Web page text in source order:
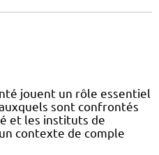
jouent un rôle essentiel
sont confrontés
et les instituts de
contexte de comple